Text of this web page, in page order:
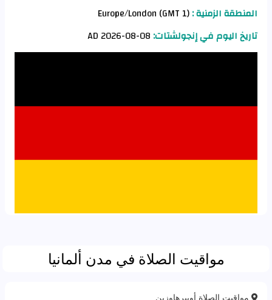
المنطقة الزمنية :
تاريخ اليوم في إنجولشتات:
مواقيت الصلاة في مدن ألمانيا
مواقيت الصلاة أوبيرهاوزين